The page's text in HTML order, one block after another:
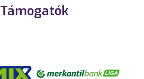
Támogatók